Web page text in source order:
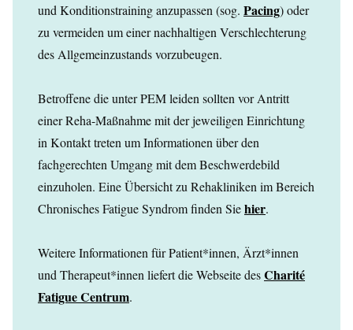
und Konditionstraining anzupassen (sog. Pacing) oder
zu vermeiden um einer nachhaltigen Verschlechterung
des Allgemeinzustands vorzubeugen.
Betroffene die unter PEM leiden sollten vor Antritt
einer Reha-Maßnahme mit der jeweiligen Einrichtung
in Kontakt treten um Informationen über den
fachgerechten Umgang mit dem Beschwerdebild
einzuholen. Eine Übersicht zu Rehakliniken im Bereich
Chronisches Fatigue Syndrom finden Siehier.
Weitere Informationen für Patient*innen, Ärzt*innen
und Therapeut*innen liefert die Webseite desCharité
Fatigue Centrum.